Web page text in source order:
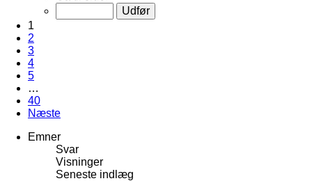
1
2
3
4
5
…
40
Næste
Emner
Svar
Visninger
Seneste indlæg